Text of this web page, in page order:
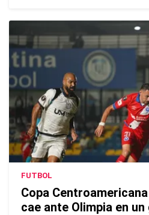
FUTBOL
Copa Centroamericana
cae ante Olimpia en